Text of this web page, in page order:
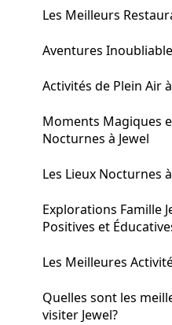
Les Meilleurs
Aventures
Activités de Plein Air
Moments Magiques
Nocturnes à Jewel
Les Lieux Nocturnes
Explorations Famille
Positives et
Les Meilleures
Quelles sont les
visiter Jewel?